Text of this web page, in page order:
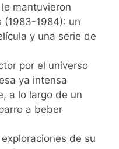
mantuvieron
(1983-1984): un
y una serie de
por el universo
ya intensa
a lo largo de un
a beber
de su